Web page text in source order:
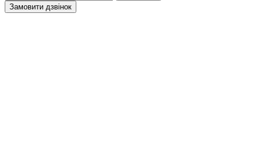
Замовити дзвінок